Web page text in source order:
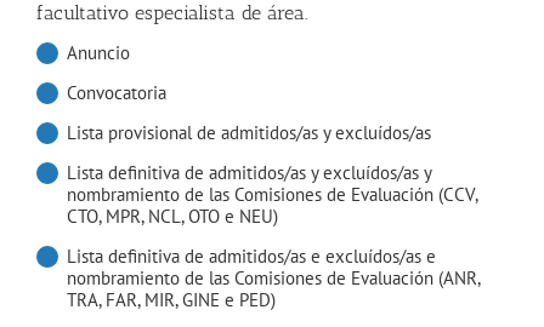
facultativo especialista de área.
Anuncio
Convocatoria
Lista provisional de admitidos/as y excluídos/as
Lista definitiva de admitidos/as y excluídos/as y
nombramiento de las Comisiones de Evaluación (CCV,
CTO, MPR, NCL, OTO e NEU)
Lista definitiva de admitidos/as e excluídos/as e
nombramiento de las Comisiones de Evaluación (ANR,
TRA, FAR, MIR, GINE e PED)